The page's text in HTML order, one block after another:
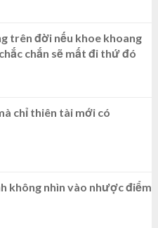
trên đời nếu khoe khoang
chắn sẽ mất đi thứ đó
chỉ thiên tài mới có
không nhìn vào nhược điểm